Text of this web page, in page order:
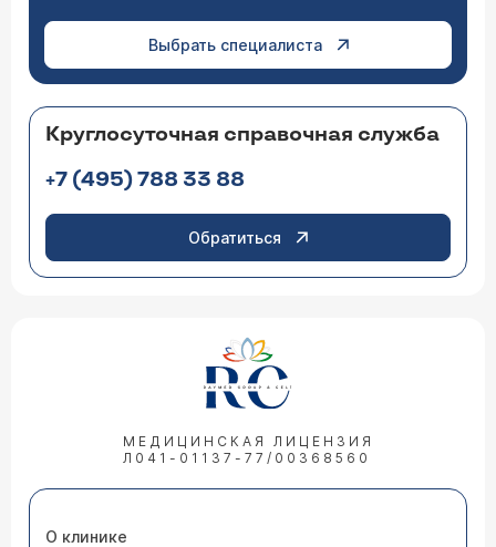
Выбрать специалиста
Круглосуточная справочная служба
+7 (495) 788 33 88
Обратиться
МЕДИЦИНСКАЯ ЛИЦЕНЗИЯ
Л041-01137-77/00368560
О клинике